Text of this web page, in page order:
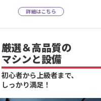
詳細はこちら
厳選＆高品質の
マシンと設備
初心者から上級者まで、
しっかり満足！